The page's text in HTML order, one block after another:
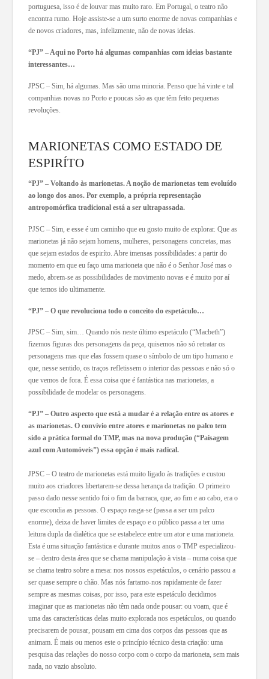
portuguesa, isso é de louvar mas muito raro. Em Portugal, o teatro não
encontra rumo. Hoje assiste-se a um surto enorme de novas companhias e
de novos criadores, mas, infelizmente, não de novas ideias.
“PJ” – Aqui no Porto há algumas companhias com ideias bastante
interessantes…
JPSC – Sim, há algumas. Mas são uma minoria. Penso que há vinte e tal
companhias novas no Porto e poucas são as que têm feito pequenas
revoluções.
MARIONETAS COMO ESTADO DE
ESPIRÍTO
“PJ” – Voltando às marionetas. A noção de marionetas tem evoluído
ao longo dos anos. Por exemplo, a própria representação
antropomórfica tradicional está a ser ultrapassada.
PJSC – Sim, e esse é um caminho que eu gosto muito de explorar. Que as
marionetas já não sejam homens, mulheres, personagens concretas, mas
que sejam estados de espiríto. Abre imensas possibilidades: a partir do
momento em que eu faço uma marioneta que não é o Senhor José mas o
medo, abrem-se as possibilidades de movimento novas e é muito por aí
que temos ido ultimamente.
“PJ” – O que revoluciona todo o conceito do espetáculo…
JPSC – Sim, sim… Quando nós neste último espetáculo (“Macbeth”)
fizemos figuras dos personagens da peça, quisemos não só retratar os
personagens mas que elas fossem quase o símbolo de um tipo humano e
que, nesse sentido, os traços refletissem o interior das pessoas e não só o
que vemos de fora. É essa coisa que é fantástica nas marionetas, a
possibilidade de modelar os personagens.
“PJ” – Outro aspecto que está a mudar é a relação entre os atores e
as marionetas. O convívio entre atores e marionetas no palco tem
sido a prática formal do TMP, mas na nova produção (“Paisagem
azul com Automóveis”) essa opção é mais radical.
JPSC – O teatro de marionetas está muito ligado às tradições e custou
muito aos criadores libertarem-se dessa herança da tradição. O primeiro
passo dado nesse sentido foi o fim da barraca, que, ao fim e ao cabo, era o
que escondia as pessoas. O espaço rasga-se (passa a ser um palco
enorme), deixa de haver limites de espaço e o público passa a ter uma
leitura dupla da dialética que se estabelece entre um ator e uma marioneta.
Esta é uma situação fantástica e durante muitos anos o TMP especializou-
se – dentro desta área que se chama manipulação à vista – numa coisa que
se chama teatro sobre a mesa: nos nossos espetáculos, o cenário passou a
ser quase sempre o chão. Mas nós fartamo-nos rapidamente de fazer
sempre as mesmas coisas, por isso, para este espetáculo decidimos
imaginar que as marionetas não têm nada onde pousar: ou voam, que é
uma das características delas muito explorada nos espetáculos, ou quando
precisarem de pousar, pousam em cima dos corpos das pessoas que as
animam. É mais ou menos este o princípio técnico desta criação: uma
pesquisa das relações do nosso corpo com o corpo da marioneta, sem mais
nada, no vazio absoluto.